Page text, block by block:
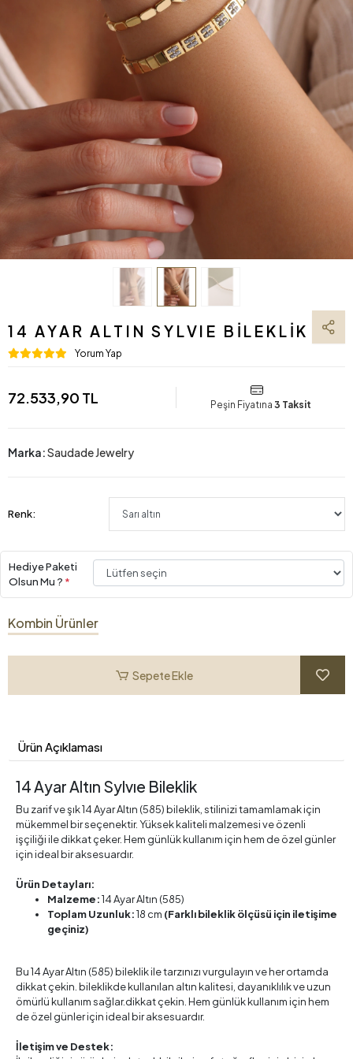
14 AYAR ALTIN SYLVIE BILEKLIK
Yorum Yap
72.533,90 TL Peşin Fiyatına 3 Taksit
Marka:Saudade Jewelry
Renk:
Hediye Paketi
Olsun Mu ? *
Kombin Ürünler
Sepete Ekle
Ürün Açıklaması
14 Ayar Altın Sylvıe Bileklik
Bu zarif ve şık 14 Ayar Altın (585) bileklik, stilinizi tamamlamak için
mükemmel bir seçenektir. Yüksek kaliteli malzemesi ve özenli
işçiliği ile dikkat çeker. Hem günlük kullanım için hem de özel günler
için ideal bir aksesuardır.
Ürün Detayları:
Malzeme:14 Ayar Altın (585)
Toplam Uzunluk:18 cm (Farklı bileklik ölçüsü için iletişime
geçiniz)
Bu 14 Ayar Altın (585) bileklik ile tarzınızı vurgulayın ve her ortamda
dikkat çekin. bileklikde kullanılan altın kalitesi, dayanıklılık ve uzun
ömürlü kullanım sağlar.dikkat çekin. Hem günlük kullanım için hem
de özel günler için ideal bir aksesuardır.
İletişim ve Destek: